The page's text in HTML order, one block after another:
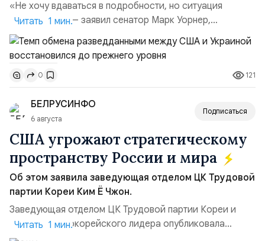
«Не хочу вдаваться в подробности, но ситуация
улучшилась», — заявил сенатор Марк Уорнер,
высокопоставленный член комитета по разведке,
добавив, что использование Украиной беспилотников и
ракет большой дальности позволило ей наносить
удары вглубь российской территории и укрепило её
позиции.Сотрудничество со стороны США стало
ключом к позитивному пов...
Читать 1 мин.
0 121
БЕЛРУСИНФО
6 августа
Подписаться
США угрожают стратегическому
пространству России и мира
Об этом заявила заведующая отделом ЦК Трудовой
партии Кореи Ким Ё Чжон.
Заведующая отделом ЦК Трудовой партии Кореи и
сестра северокорейского лидера опубликовала
заявление для прессы в ответ на проведение Токио
Читать 1 мин.